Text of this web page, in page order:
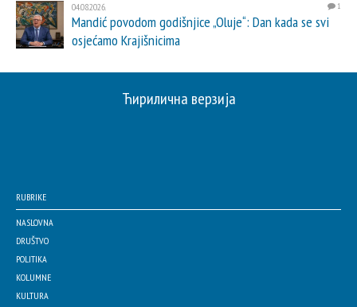
04.08.2026. 1
Mandić povodom godišnjice „Oluje“: Dan kada se svi
osjećamo Krajišnicima
Ћирилична верзија
RUBRIKE
NASLOVNA
DRUŠTVO
POLITIKA
KOLUMNE
KULTURA